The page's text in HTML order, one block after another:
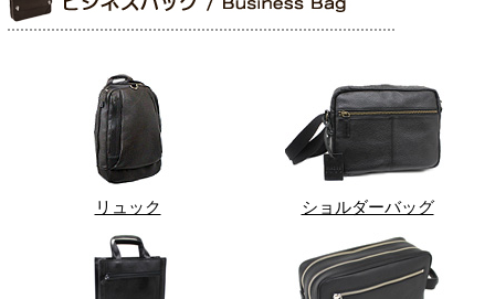
リュック ショルダーバッグ